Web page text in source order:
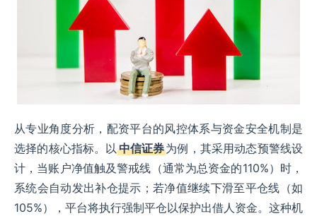
从专业角度分析，配资平台的风控体系与资金安全机制是
选择的核心指标。以中信证券为例，其采用动态预警线设
计，当账户净值触及警戒线（通常为总资金的110%）时，
系统会自动发出补仓提示；若净值继续下滑至平仓线（如
105%），平台将执行强制平仓以保护出借人资金。这种机